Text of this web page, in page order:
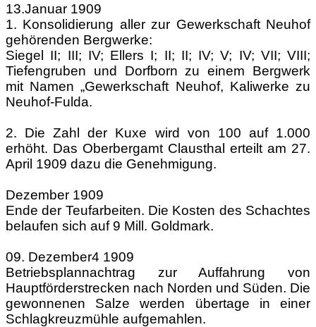
13.Januar 1909
1. Konsolidierung aller zur Gewerkschaft Neuhof
gehörenden Bergwerke:
Siegel II; III; IV; Ellers I; II; II; IV; V; IV; VII; VIII;
Tiefengruben und Dorfborn zu einem Bergwerk
mit Namen „Gewerkschaft Neuhof, Kaliwerke zu
Neuhof-Fulda.
2. Die Zahl der Kuxe wird von 100 auf 1.000
erhöht. Das Oberbergamt Clausthal erteilt am 27.
April 1909 dazu die Genehmigung.
Dezember 1909
Ende der Teufarbeiten. Die Kosten des Schachtes
belaufen sich auf 9 Mill. Goldmark.
09. Dezember4 1909
Betriebsplannachtrag zur Auffahrung von
Hauptförderstrecken nach Norden und Süden. Die
gewonnenen Salze werden übertage in einer
Schlagkreuzmühle aufgemahlen.